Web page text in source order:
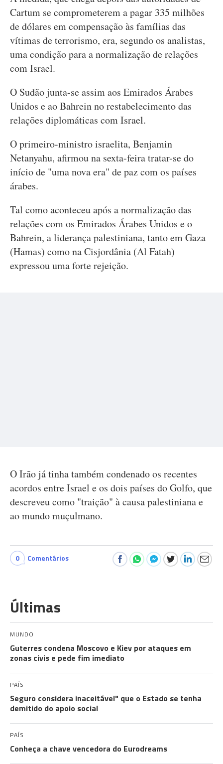
Cartum se comprometerem a pagar 335 milhões
de dólares em compensação às famílias das
vítimas de terrorismo, era, segundo os analistas,
uma condição para a normalização de relações
com Israel.
O Sudão junta-se assim aos Emirados Árabes
Unidos e ao Bahrein no restabelecimento das
relações diplomáticas com Israel.
O primeiro-ministro israelita, Benjamin
Netanyahu, afirmou na sexta-feira tratar-se do
início de "uma nova era" de paz com os países
árabes.
Tal como aconteceu após a normalização das
relações com os Emirados Árabes Unidos e o
Bahrein, a liderança palestiniana, tanto em Gaza
(Hamas) como na Cisjordânia (Al Fatah)
expressou uma forte rejeição.
O Irão já tinha também condenado os recentes
acordos entre Israel e os dois países do Golfo, que
descreveu como "traição" à causa palestiniana e
ao mundo muçulmano.
0 Comentários
Últimas
MUNDO
Guterres condena Moscovo e Kiev por ataques em
zonas civis e pede fim imediato
PAÍS
Seguro considera inaceitável" que o Estado se tenha
demitido do apoio social
PAÍS
Conheça a chave vencedora do Eurodreams